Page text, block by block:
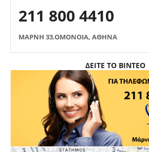
211 800 4410
ΜΑΡΝΗ 33,ΟΜΟΝΟΙΑ, ΑΘΗΝΑ
ΔΕΙΤΕ ΤΟ ΒΙΝΤΕΟ